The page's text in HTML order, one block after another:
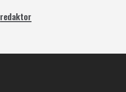
redaktor